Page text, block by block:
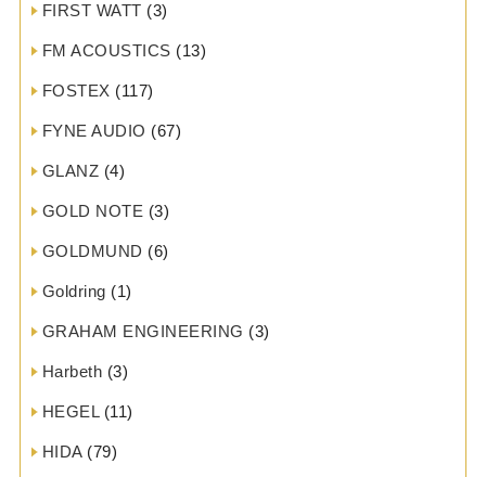
FIRST WATT (3)
FM ACOUSTICS (13)
FOSTEX (117)
FYNE AUDIO (67)
GLANZ (4)
GOLD NOTE (3)
GOLDMUND (6)
Goldring (1)
GRAHAM ENGINEERING (3)
Harbeth (3)
HEGEL(11)
HIDA(79)